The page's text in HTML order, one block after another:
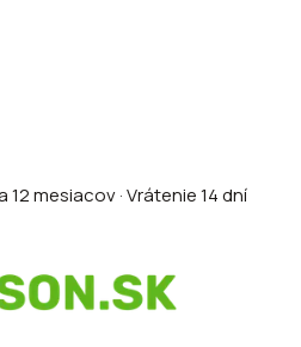
12 mesiacov · Vrátenie 14 dní